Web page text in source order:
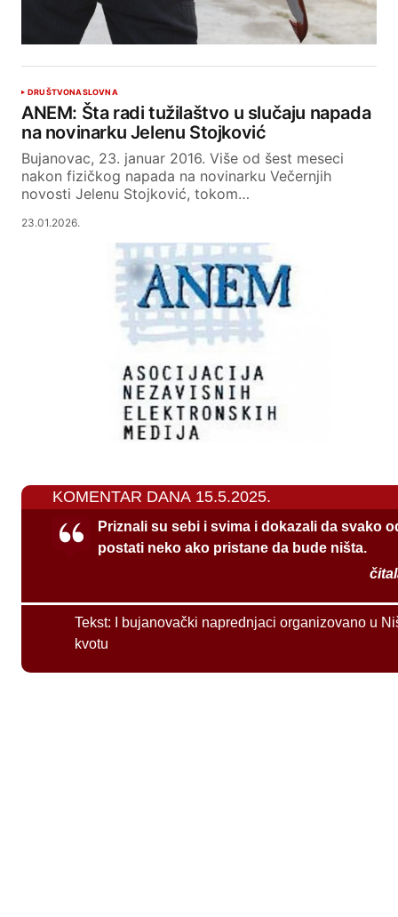
DRUŠTVONASLOVNA
ANEM: Šta radi tužilaštvo u slučaju napada
na novinarku Jelenu Stojković
Bujanovac, 23. januar 2016. Više od šest meseci
nakon fizičkog napada na novinarku Večernjih
novosti Jelenu Stojković, tokom…
23.01.2026.
KOMENTAR DANA 15.5.2025.
Priznali su sebi i svima i dokazali da svako
postati neko ako pristane da bude ništa.
Tekst:
I bujanovački naprednjaci organizovano u
kvotu